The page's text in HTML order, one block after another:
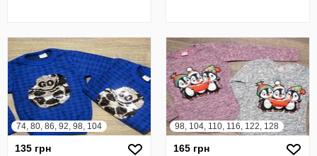
74, 80, 86, 92, 98, 104
135 грн
98, 104, 110, 116, 122, 128
165 грн